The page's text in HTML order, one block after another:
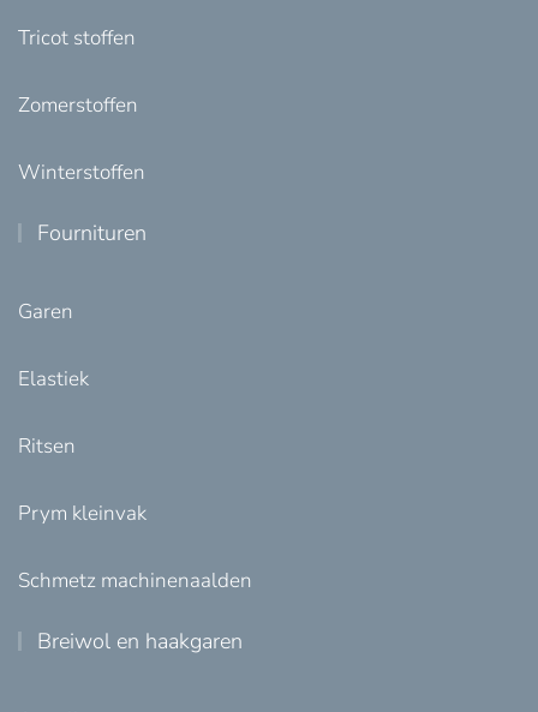
Tricot stoffen
Zomerstoffen
Winterstoffen
Fournituren
Garen
Elastiek
Ritsen
Prym kleinvak
Schmetz machinenaalden
Breiwol en haakgaren